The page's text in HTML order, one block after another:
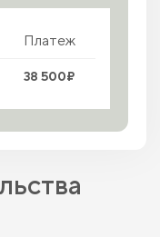
Платеж
38 500₽